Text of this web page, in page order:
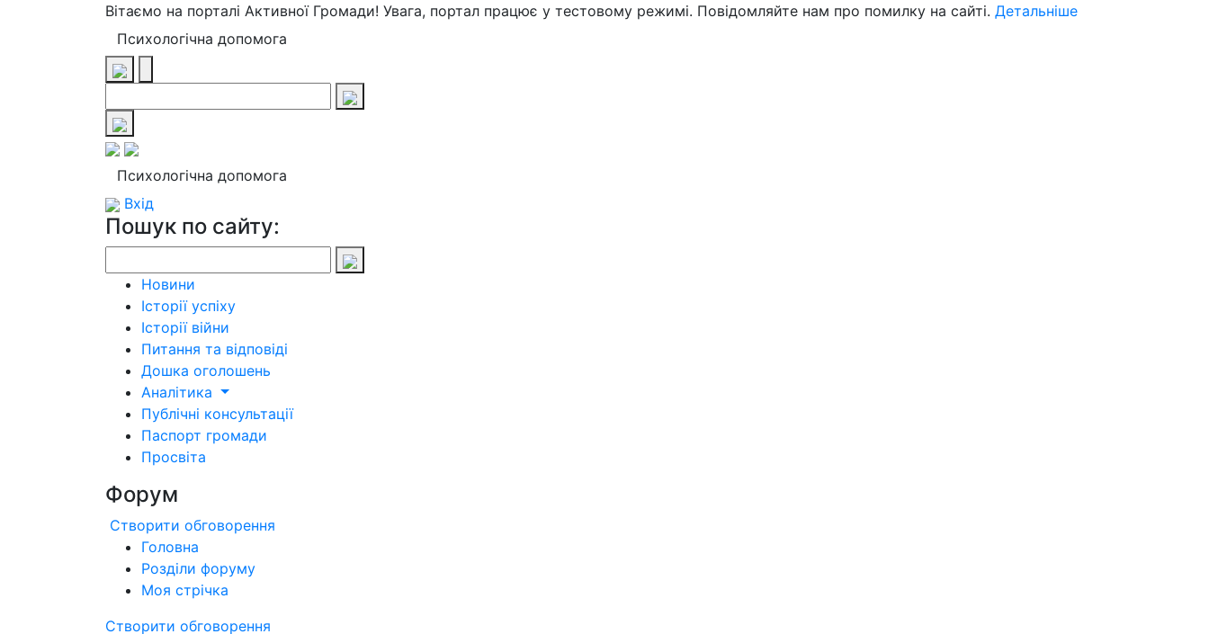
Вітаємо на порталі Активної Громади! Увага, портал працює у тестовому режимі. Повідомляйте нам про помилку на сайті. Детальніше
Психологічна допомога
Психологічна допомога
Вхід
Пошук по сайту:
Новини
Історії успіху
Історії війни
Питання та відповіді
Дошка оголошень
Аналітика
Публічні консультації
Паспорт громади
Просвіта
Форум
Створити обговорення
Головна
Розділи форуму
Моя стрічка
Створити обговорення